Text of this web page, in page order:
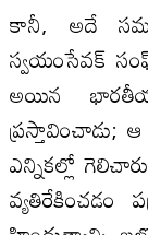
కానీ, అదే
స్వయంసేవక్
అయిన
ఎన్నికల్లో